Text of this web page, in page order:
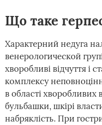
Що таке
Характерний недуга
венерологической
хворобливі відчуття і
комплексу
в області
бульбашки, шкірі
набряклість. При